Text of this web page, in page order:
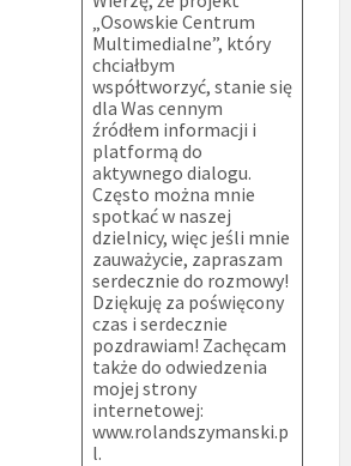
„Osowskie Centrum
Multimedialne”, który
chciałbym
współtworzyć, stanie się
dla Was cennym
źródłem informacji i
platformą do
aktywnego dialogu.
Często można mnie
spotkać w naszej
dzielnicy, więc jeśli mnie
zauważycie, zapraszam
serdecznie do rozmowy!
Dziękuję za poświęcony
czas i serdecznie
pozdrawiam! Zachęcam
także do odwiedzenia
mojej strony
internetowej:
www.rolandszymanski.p
l.